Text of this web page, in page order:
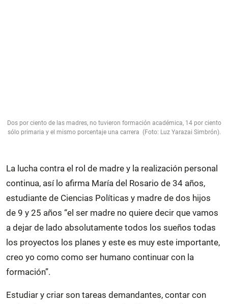
Dos por ciento de las madres, no tuvieron formación académica, 14 por ciento
sólo primaria y el mismo porcentaje una carrera (Foto: Luz Yarazai Simbrón).
La lucha contra el rol de madre y la realización personal
continua, así lo afirma María del Rosario de 34 años,
estudiante de Ciencias Políticas y madre de dos hijos
de 9 y 25 años “el ser madre no quiere decir que vamos
a dejar de lado absolutamente todos los sueños todas
los proyectos los planes y este es muy este importante,
creo yo como como ser humano continuar con la
formación”.
Estudiar y criar son tareas demandantes, contar con